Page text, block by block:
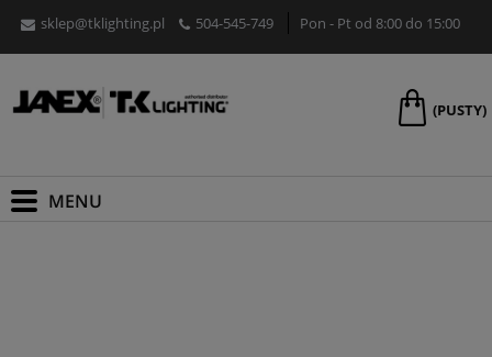
sklep@tklighting.pl 504-545-749 Pon - Pt od 8:00 do 15:00
(PUSTY)